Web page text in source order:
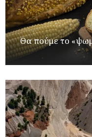
Θα πούμε το